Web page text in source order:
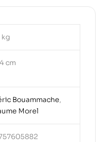
kg
cm
Bouammache,
Morel